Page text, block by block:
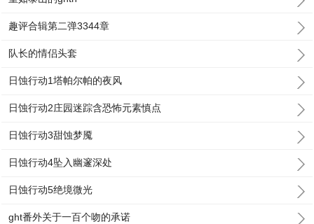
趣评合辑第二弹3344章
队长的情侣头套
日蚀行动1塔帕尔帕的夜风
日蚀行动2庄园迷踪含恐怖元素慎点
日蚀行动3甜蚀梦魇
日蚀行动4坠入幽邃深处
日蚀行动5绝境微光
ght番外关于一百个吻的承诺